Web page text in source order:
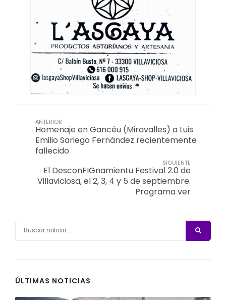
ANTERIOR
Homenaje en Gancéu (Miravalles) a Luis
Emilio Sariego Fernández recientemente
fallecido
SIGUIENTE
El DesconFIGnamientu Festival 2.0 de
Villaviciosa, el 2, 3, 4 y 5 de septiembre.
Programa ver
ÚLTIMAS NOTICIAS